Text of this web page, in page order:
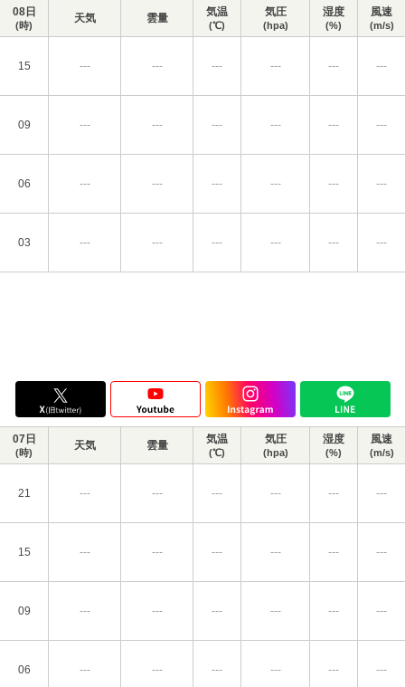
08日
(時)
天気 雲量 気温
(℃)
気圧
(hpa)
湿度
(%)
風速
(m/s)
15 --- --- --- --- --- ---
09 --- --- --- --- --- ---
06 --- --- --- --- --- ---
03 --- --- --- --- --- ---
07日
(時)
天気 雲量 気温
(℃)
気圧
(hpa)
湿度
(%)
風速
(m/s)
21 --- --- --- --- --- ---
15 --- --- --- --- --- ---
09 --- --- --- --- --- ---
06 --- --- --- --- --- ---